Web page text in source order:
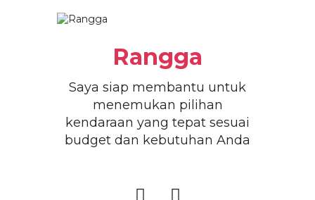
Rangga
Saya siap membantu untuk
menemukan pilihan
kendaraan yang tepat sesuai
budget dan kebutuhan Anda